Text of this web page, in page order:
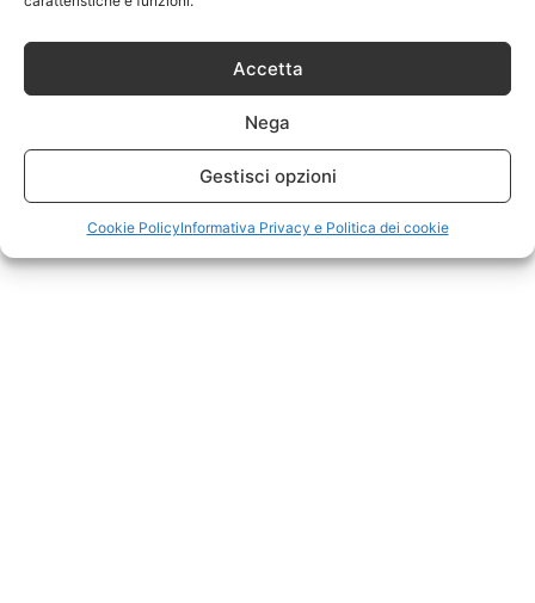
Accetta
Nega
Gestisci opzioni
Cookie PolicyInformativa Privacy e Politica dei cookie